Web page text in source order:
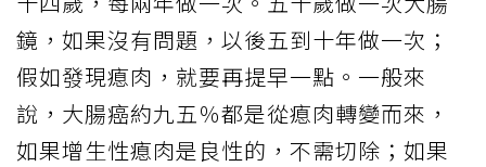
鏡，如果沒有問題，以後五到十年做一次；
假如發現瘜肉，就要再提早一點。一般來
說，大腸癌約九五％都是從瘜肉轉變而來，
如果增生性瘜肉是良性的，不需切除；如果